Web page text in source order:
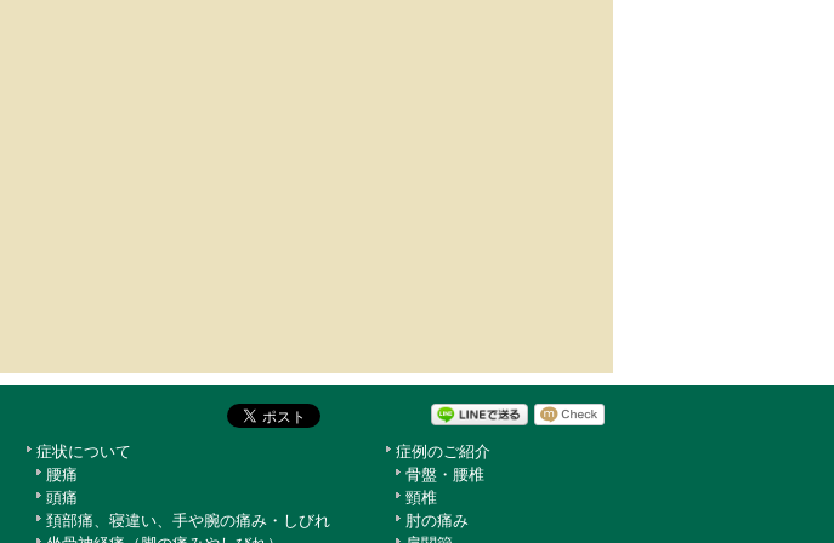
症状について
腰痛
頭痛
頚部痛、寝違い、手や腕の痛み・しびれ
症例のご紹介
骨盤・腰椎
頸椎
肘の痛み